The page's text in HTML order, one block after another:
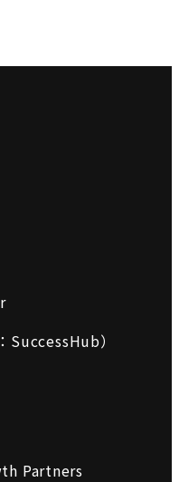
SuccessHub）
Partners